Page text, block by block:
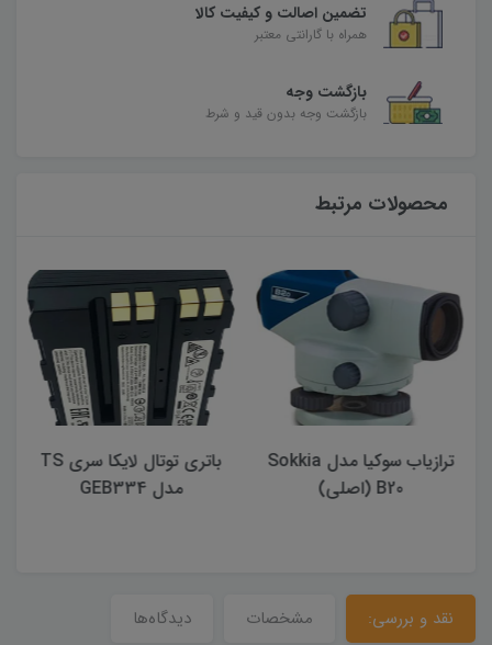
تضمین اصالت و کیفیت کالا
همراه با گارانتی معتبر
بازگشت وجه
بازگشت وجه بدون قید و شرط
محصولات مرتبط
ترازیاب سوکیا مدل Sokkia
B20 (اصلی)
باتری توتال لايكا سری TS
مدل GEB334
نقد و بررسی: مشخصات دیدگاه‌ها